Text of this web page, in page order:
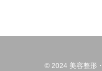
© 2024 美容整形